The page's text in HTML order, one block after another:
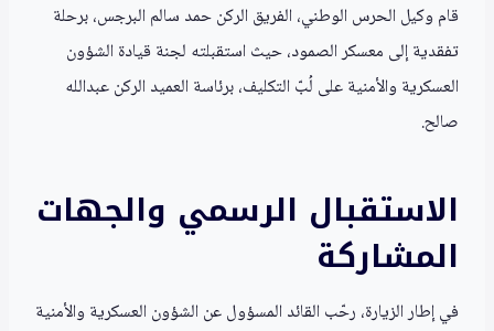
قام وكيل الحرس الوطني، الفريق الركن حمد سالم البرجس، برحلة
تفقدية إلى معسكر الصمود، حيث استقبلته لجنة قيادة الشؤون
العسكرية والأمنية على لُبّ التكليف، برئاسة العميد الركن عبدالله
صالح.
الاستقبال الرسمي والجهات
المشاركة
في إطار الزيارة، رحّب القائد المسؤول عن الشؤون العسكرية والأمنية